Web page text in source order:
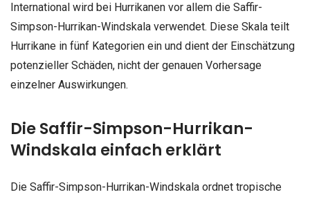
International wird bei Hurrikanen vor allem die Saffir-
Simpson-Hurrikan-Windskala verwendet. Diese Skala teilt
Hurrikane in fünf Kategorien ein und dient der Einschätzung
potenzieller Schäden, nicht der genauen Vorhersage
einzelner Auswirkungen.
Die Saffir-Simpson-Hurrikan-
Windskala einfach erklärt
Die Saffir-Simpson-Hurrikan-Windskala ordnet tropische